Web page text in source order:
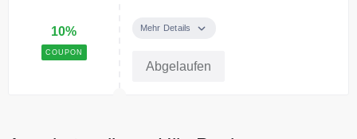
10%
COUPON
sichern Sie sich 10% Rabatt auf
Mehr Details
Abgelaufen